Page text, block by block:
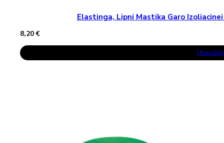
Elastinga, Lipni Mastika Garo Izoliacinei
8,20€
Į Krepšelį